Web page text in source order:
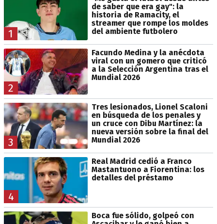
1
de saber que era gay": la
historia de Ramacity, el
streamer que rompe los moldes
del ambiente futbolero
2
Facundo Medina y la anécdota
viral con un gomero que criticó
a la Selección Argentina tras el
Mundial 2026
3
Tres lesionados, Lionel Scaloni
en búsqueda de los penales y
un cruce con Dibu Martínez: la
nueva versión sobre la final del
Mundial 2026
4
Real Madrid cedió a Franco
Mastantuono a Fiorentina: los
detalles del préstamo
Boca fue sólido, golpeó con